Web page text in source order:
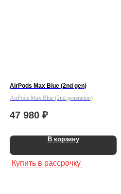
AirPods Max Blue (2nd gen)
AirPods Max Blue (2nd generation)
47 980 ₽
В корзину
Купить в рассрочку